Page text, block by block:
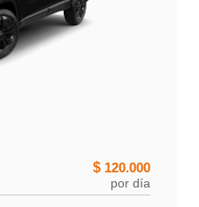
$ 120.000
por día